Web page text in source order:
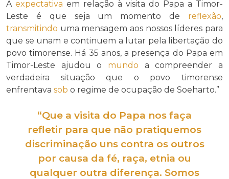
A expectativa em relação à visita do Papa a Timor-
Leste é que seja um momento de reflexão,
transmitindo uma mensagem aos nossos líderes para
que se unam e continuem a lutar pela libertação do
povo timorense. Há 35 anos, a presença do Papa em
Timor-Leste ajudou o mundo a compreender a
verdadeira situação que o povo timorense
enfrentava sob o regime de ocupação de Soeharto.”
“Que a visita do Papa nos faça
refletir para que não pratiquemos
discriminação uns contra os outros
por causa da fé, raça, etnia ou
qualquer outra diferença. Somos